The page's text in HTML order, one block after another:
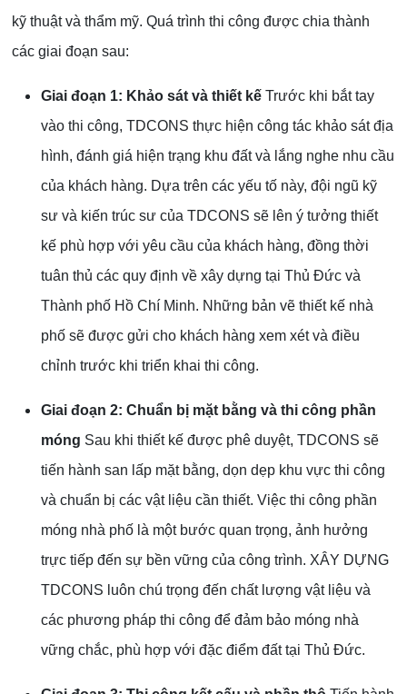
kỹ thuật và thẩm mỹ. Quá trình thi công được chia thành
các giai đoạn sau:
Giai đoạn 1: Khảo sát và thiết kế Trước khi bắt tay
vào thi công, TDCONS thực hiện công tác khảo sát địa
hình, đánh giá hiện trạng khu đất và lắng nghe nhu cầu
của khách hàng. Dựa trên các yếu tố này, đội ngũ kỹ
sư và kiến trúc sư của TDCONS sẽ lên ý tưởng thiết
kế phù hợp với yêu cầu của khách hàng, đồng thời
tuân thủ các quy định về xây dựng tại Thủ Đức và
Thành phố Hồ Chí Minh. Những bản vẽ thiết kế nhà
phố sẽ được gửi cho khách hàng xem xét và điều
chỉnh trước khi triển khai thi công.
Giai đoạn 2: Chuẩn bị mặt bằng và thi công phần
móng Sau khi thiết kế được phê duyệt, TDCONS sẽ
tiến hành san lấp mặt bằng, dọn dẹp khu vực thi công
và chuẩn bị các vật liệu cần thiết. Việc thi công phần
móng nhà phố là một bước quan trọng, ảnh hưởng
trực tiếp đến sự bền vững của công trình. XÂY DỰNG
TDCONS luôn chú trọng đến chất lượng vật liệu và
các phương pháp thi công để đảm bảo móng nhà
vững chắc, phù hợp với đặc điểm đất tại Thủ Đức.